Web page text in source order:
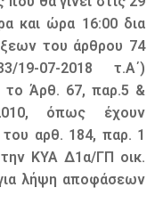
και ώρα 16:00 δια
του άρθρου 74
07-2018 τ.Α΄)
το Άρθ. 67, παρ.5 &
όπως έχουν
του αρθ. 184, παρ. 1
ΚΥΑ Δ1α/ΓΠ οικ.
λήψη αποφάσεων